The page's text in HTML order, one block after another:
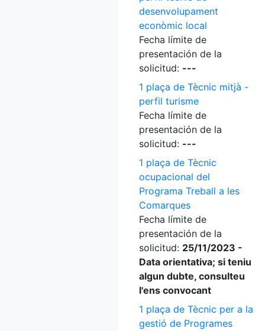
desenvolupament
econòmic local
Fecha límite de
presentación de la
solicitud: ---
1 plaça de Tècnic mitjà -
perfil turisme
Fecha límite de
presentación de la
solicitud: ---
1 plaça de Tècnic
ocupacional del
Programa Treball a les
Comarques
Fecha límite de
presentación de la
solicitud: 25/11/2023 -
Data orientativa; si teniu
algun dubte, consulteu
l'ens convocant
1 plaça de Tècnic per a la
gestió de Programes